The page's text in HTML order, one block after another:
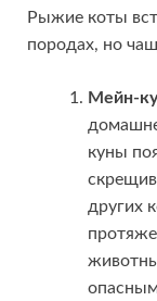
Рыжие коты
породах, но
Мейн-
куны
других